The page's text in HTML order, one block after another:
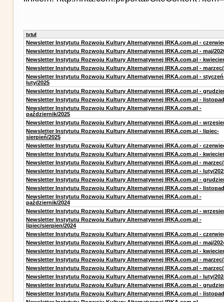
tytuł
Newsletter Instytutu Rozwoju Kultury Alternatywnej IRKA.com.pl -
Newsletter Instytutu Rozwoju Kultury Alternatywnej IRKA.com.pl - maj/
Newsletter Instytutu Rozwoju Kultury Alternatywnej IRKA.com.pl -
Newsletter Instytutu Rozwoju Kultury Alternatywnej IRKA.com.pl - marzec/
Newsletter Instytutu Rozwoju Kultury Alternatywnej IRKA.com.pl -
luty/2025
Newsletter Instytutu Rozwoju Kultury Alternatywnej IRKA.com.pl -
Newsletter Instytutu Rozwoju Kultury Alternatywnej IRKA.com.pl -
Newsletter Instytutu Rozwoju Kultury Alternatywnej IRKA.com.pl -
październik/2025
Newsletter Instytutu Rozwoju Kultury Alternatywnej IRKA.com.pl -
Newsletter Instytutu Rozwoju Kultury Alternatywnej IRKA.com.pl - lipiec-
sierpień/2025
Newsletter Instytutu Rozwoju Kultury Alternatywnej IRKA.com.pl -
Newsletter Instytutu Rozwoju Kultury Alternatywnej IRKA.com.pl -
Newsletter Instytutu Rozwoju Kultury Alternatywnej IRKA.com.pl - marzec/
Newsletter Instytutu Rozwoju Kultury Alternatywnej IRKA.com.pl - luty/
Newsletter Instytutu Rozwoju Kultury Alternatywnej IRKA.com.pl -
Newsletter Instytutu Rozwoju Kultury Alternatywnej IRKA.com.pl -
Newsletter Instytutu Rozwoju Kultury Alternatywnej IRKA.com.pl -
październik/2024
Newsletter Instytutu Rozwoju Kultury Alternatywnej IRKA.com.pl -
Newsletter Instytutu Rozwoju Kultury Alternatywnej IRKA.com.pl -
lipiec/sierpien/2024
Newsletter Instytutu Rozwoju Kultury Alternatywnej IRKA.com.pl -
Newsletter Instytutu Rozwoju Kultury Alternatywnej IRKA.com.pl - maj/
Newsletter Instytutu Rozwoju Kultury Alternatywnej IRKA.com.pl -
Newsletter Instytutu Rozwoju Kultury Alternatywnej IRKA.com.pl - marzec/
Newsletter Instytutu Rozwoju Kultury Alternatywnej IRKA.com.pl - marzec/
Newsletter Instytutu Rozwoju Kultury Alternatywnej IRKA.com.pl - luty/
Newsletter Instytutu Rozwoju Kultury Alternatywnej IRKA.com.pl -
Newsletter Instytutu Rozwoju Kultury Alternatywnej IRKA.com.pl -